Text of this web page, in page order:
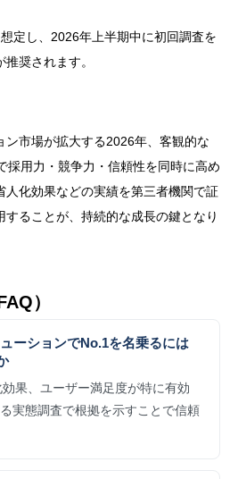
定し、2026年上半期中に初回調査を
奨されます。
ン市場が拡大する2026年、客観的な
採用力・競争力・信頼性を同時に高め
人化効果などの実績を第三者機関で証
ることが、持続的な成長の鍵となり
）
ーションでNo.1を名乗るには
果、ユーザー満足度が特に有効
実態調査で根拠を示すことで信頼